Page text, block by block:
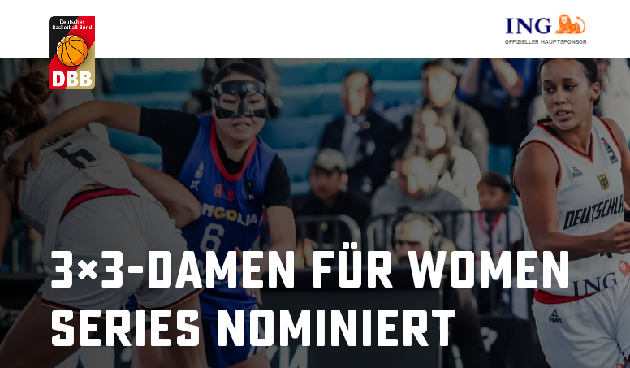
OFFIZIELLER HAUPTSPONSOR
Suchvorschläge
Lorem Ipsum
Dolor Sit
Amet Valputo
3×3-Damen für Women
Series nominiert